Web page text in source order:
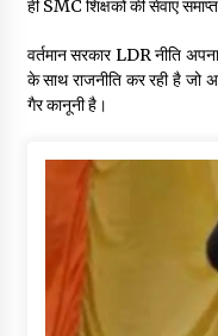
ही SMC शिक्षकों की सेवाएं
वर्तमान सरकार LDR नीति
के साथ राजनीति कर रही है जो
गैर कानूनी है।